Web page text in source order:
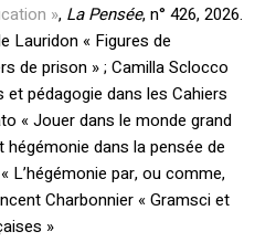
», La Pensée, n° 426, 2026.
Lauridon « Figures de
de prison » ; Camilla Sclocco
et pédagogie dans les Cahiers
« Jouer dans le monde grand
hégémonie dans la pensée de
L’hégémonie par, ou comme,
Charbonnier « Gramsci et
»